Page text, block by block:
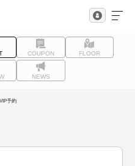
COUPON FLOOR
NEWS
予約